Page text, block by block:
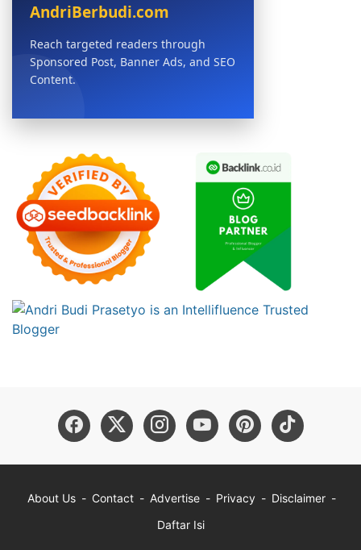
AndriBerbudi.com
Reach targeted readers through
Sponsored Post, Banner Ads, and SEO
Content.
About Us Contact Advertise Privacy
Disclaimer
Daftar Isi